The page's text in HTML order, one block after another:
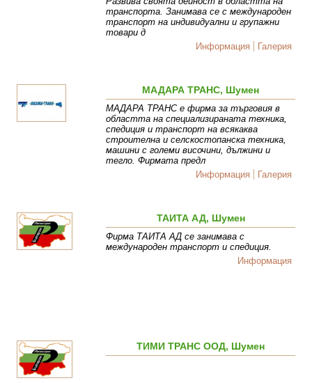
транспорта. Занимава се с международен
транспорт на индивидуални и групажни
товари д
Информация
Галерия
МАДАРА ТРАНС, Шумен
МАДАРА ТРАНС е фирма за търговия в
областта на специализираната техника,
спедиция и транспорт на всякаква
строителна и селскостопанска техника,
машини с големи височини, дължини и
тегло. Фирмата предл
Информация
Галерия
ТАИТА АД, Шумен
Фирма ТАИТА АД се занимава с
международен транспорт и спедиция.
Информация
ТИМИ ТРАНС ООД, Шумен